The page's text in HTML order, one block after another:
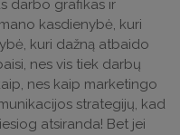
darbo grafikas ir
kasdienybė, kuri
kuri dažną atbaido
nes vis tiek darbų
nes kaip marketingo
strategijų, kad
atsiranda! Bet jei